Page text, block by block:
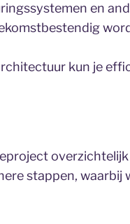
en
kun je
stappen, waarbij